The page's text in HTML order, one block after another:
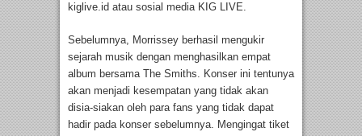
kiglive.id atau sosial media KIG LIVE.
Sebelumnya, Morrissey berhasil mengukir
sejarah musik dengan menghasilkan empat
album bersama The Smiths. Konser ini tentunya
akan menjadi kesempatan yang tidak akan
disia-siakan oleh para fans yang tidak dapat
hadir pada konser sebelumnya. Mengingat tiket